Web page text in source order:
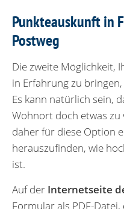
Punkteauskunft in
Postweg
Die zweite Möglichkeit,
in Erfahrung zu
Es kann natürlich sein,
Wohnort doch etwas zu
daher für diese Option
herauszufinden, wie
ist.
Auf der Internetseite
Formular als PDF-